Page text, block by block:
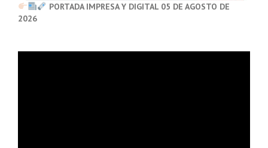
PORTADA IMPRESA Y DIGITAL 05 DE AGOSTO DE
2026